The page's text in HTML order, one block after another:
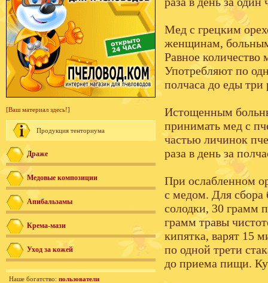
[Ваш материал здесь!]
Продукция тенториума
Драже
Медовые композиции
Апибальзамы
Крема-мази
Уход за кожей
Наше богатство: пользователи
Мед с грецким
женщинам, больным
Равное
Употребляют по
полчаса до еды три
Истощенным
принимать мед с
частью личинок
раза в день за
При ослабленном
с медом. Для сбора
солодки, 30 грамм
грамм травы
кипятка, варят 15
по одной трети
до приема пищи.